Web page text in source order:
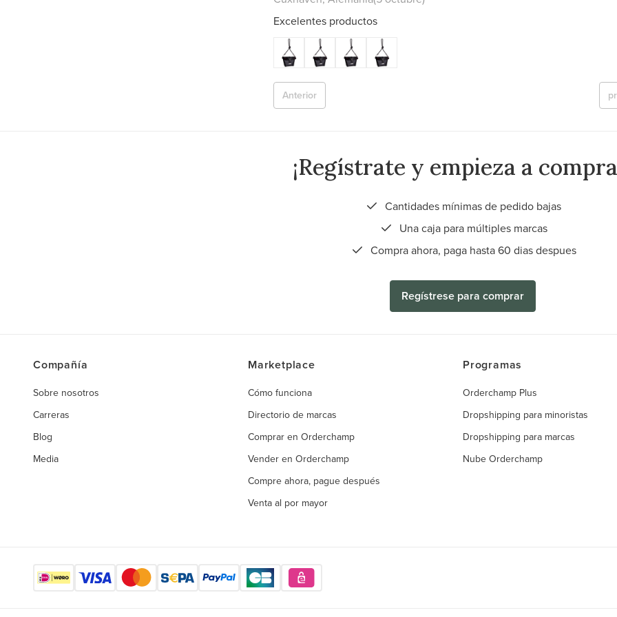
Excelentes productos
Anterior
¡Regístrate y empieza a
Cantidades mínimas de pedido bajas
Una caja para múltiples marcas
Compra ahora, paga hasta 60 dias despues
Regístrese para comprar
Compañía
Sobre nosotros
Carreras
Blog
Media
Marketplace
Cómo funciona
Directorio de marcas
Comprar en Orderchamp
Vender en Orderchamp
Compre ahora, pague después
Venta al por mayor
Programas
Orderchamp Plus
Dropshipping para minoristas
Dropshipping para marcas
Nube Orderchamp